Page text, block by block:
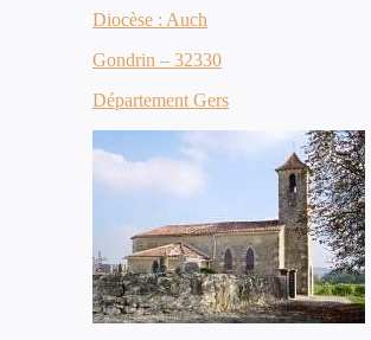
Diocèse : Auch
Gondrin – 32330
Département Gers